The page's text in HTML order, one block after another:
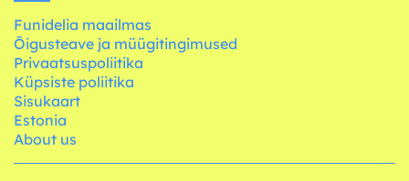
Funidelia maailmas
Õigusteave ja müügitingimused
Privaatsuspoliitika
Küpsiste poliitika
Sisukaart
Estonia
About us